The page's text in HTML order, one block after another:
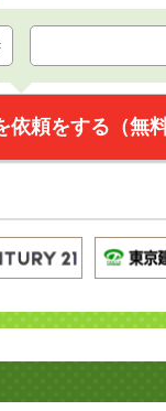
頼をする（無料